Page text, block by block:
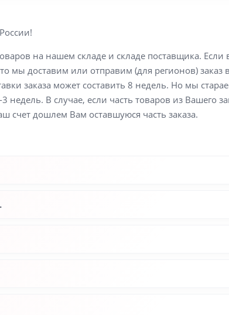
на нашем складе и складе поставщика.
мы доставим или отправим (для регионов) заказ
заказа может составить 8 недель. Но мы
недель. В случае, если часть товаров из Вашего
счет дошлем Вам оставшуюся часть заказа.